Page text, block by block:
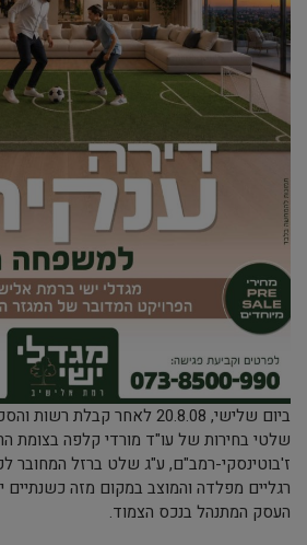
ביום שלישי, 20.8.08 לאחר
שלטי בחירות של עו"ד מורדי קלפה בצומת
ז'בוטינסקי-רמב"ם, ע"ג שלט ברזל המחובר
רגליים מפלדה והמוצב במקום מזה
העסק המתנהל בנכס הצמוד.